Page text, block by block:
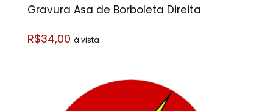
Gravura Asa de Borboleta Direita
R$34,00 á vista